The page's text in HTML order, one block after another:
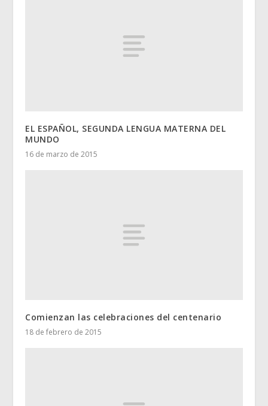
EL ESPAÑOL, SEGUNDA LENGUA MATERNA DEL
MUNDO
16 de marzo de 2015
Comienzan las celebraciones del centenario
18 de febrero de 2015